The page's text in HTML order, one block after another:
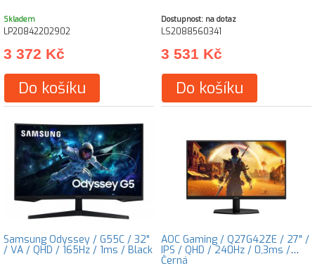
Skladem
LP20842202902
3 372 Kč
Do košíku
Dostupnost: na dotaz
LS2088560341
3 531 Kč
Do košíku
Samsung Odyssey / G55C / 32"
/ VA / QHD / 165Hz / 1ms / Black
AOC Gaming / Q27G42ZE / 27" /
IPS / QHD / 240Hz / 0,3ms /
Černá